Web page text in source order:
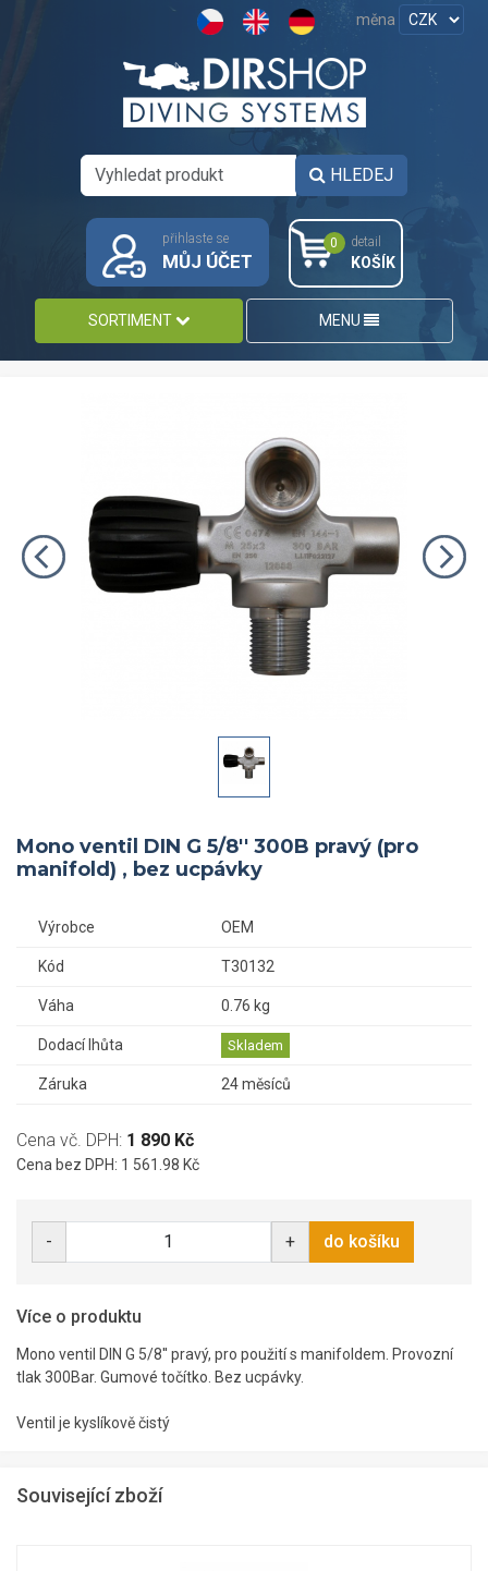
měna
HLEDEJ
přihlaste se
MŮJ ÚČET
0 detail
KOŠÍK
SORTIMENT MENU
Mono ventil DIN G 5/8'' 300B pravý (pro
manifold) , bez ucpávky
Výrobce OEM
Kód T30132
Váha 0.76 kg
Dodací lhůta Skladem
Záruka 24 měsíců
Cena vč. DPH: 1 890 Kč
Cena bez DPH: 1 561.98 Kč
- + do košíku
Více o produktu
Mono ventil DIN G 5/8'' pravý, pro použití s manifoldem. Provozní
tlak 300Bar. Gumové točítko. Bez ucpávky.
Ventil je kyslíkově čistý
Související zboží